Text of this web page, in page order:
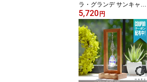
ラ・グランデ サンキャッ
チャー 40mm】 | クリス
タル ボール 吊り下げ モ
ビール 北欧 北欧雑貨 イ
ンテリア 開運 風水 窓辺
クリスタルガラス プレシ
オサ 誕生日 プレゼント
ギフト
5,720 円